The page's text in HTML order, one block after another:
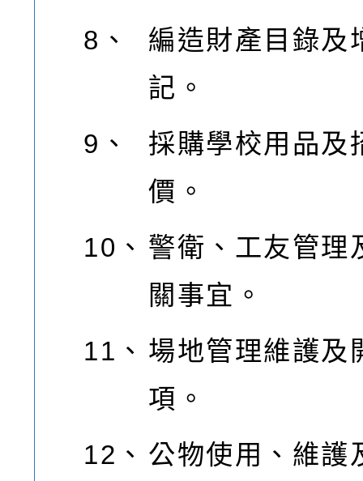
8、
編造財產目錄及
記。
9、
採購學校用品及
價。
10、 警衛、工友管理
關事宜。
11、 場地管理維護及
項。
12、 公物使用、維護